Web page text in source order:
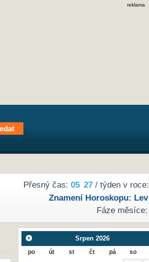
reklama
Přesný čas: 05 27/ týden v roce:
Znamení Horoskopu: Lev
Fáze měsíce:
Srpen 2026
po út st čt pá so